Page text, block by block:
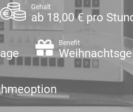
Gehalt
ab 18,00 € pro
Benefit